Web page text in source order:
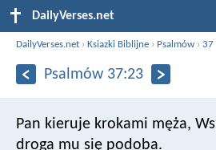
DailyVerses.net
DailyVerses.net ›Ksiazki Biblijne › Psalmów ›37
Psalmów 37:23
Pan kieruje krokami męża,
droga mu się podoba.